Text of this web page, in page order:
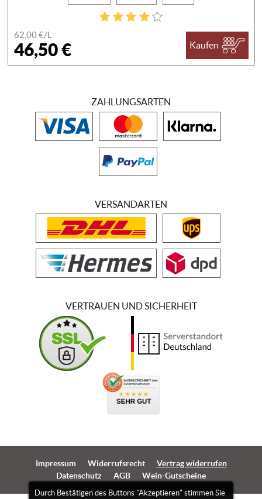
62,00 €/L
46,50 € Kaufen
Durch Bestätigen des Buttons "Akzeptieren" stimmen Sie
ZAHLUNGSARTEN
VERSANDARTEN
VERTRAUEN UND SICHERHEIT
Impressum Widerrufsrecht
Vertrag widerrufen
Datenschutz
AGB Wein-Gutscheine